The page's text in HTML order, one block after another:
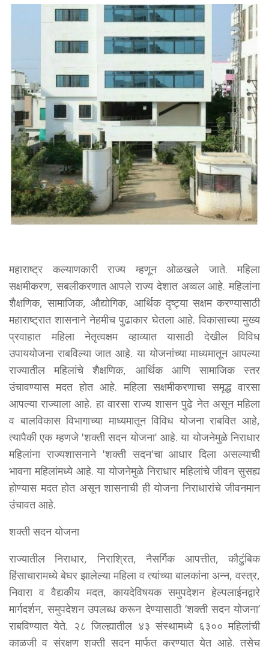
महाराष्ट्र कल्याणकारी राज्य म्हणून ओळखले जाते. महिला
सक्षमीकरण, सबलीकरणात आपले राज्य देशात अव्वल आहे. महिलांना
शैक्षणिक, सामाजिक, औद्योगिक, आर्थिक दृष्ट्या सक्षम करण्यासाठी
महाराष्ट्रात शासनाने नेहमीच पुढाकार घेतला आहे. विकासाच्या मुख्य
प्रवाहात महिला नेतृत्वक्षम व्हाव्यात यासाठी देखील विविध
उपाययोजना राबविल्या जात आहे. या योजनांच्या माध्यमातून आपल्या
राज्यातील महिलांचे शैक्षणिक, आर्थिक आणि सामाजिक स्तर
उंचावण्यास मदत होत आहे. महिला सक्षमीकरणाचा समृद्ध वारसा
आपल्या राज्याला आहे. हा वारसा राज्य शासन पुढे नेत असून महिला
व बालविकास विभागाच्या माध्यमातून विविध योजना राबवित आहे,
त्यापैकी एक म्हणजे 'शक्ती सदन योजना' आहे. या योजनेमुळे निराधार
महिलांना राज्यशासनाने 'शक्ती सदन'चा आधार दिला असल्याची
भावना महिलांमध्ये आहे. या योजनेमुळे निराधार महिलांचे जीवन सुसह्य
होण्यास मदत होत असून शासनाची ही योजना निराधारांचे जीवनमान
उंचावत आहे.
शक्ती सदन योजना
राज्यातील निराधार, निराश्रित, नैसर्गिक आपत्तीत, कौटुंबिक
हिंसाचारामध्ये बेघर झालेल्या महिला व त्यांच्या बालकांना अन्न, वस्त्र,
निवारा व वैद्यकीय मदत, कायदेविषयक समुपदेशन हेल्पलाईनद्वारे
मार्गदर्शन, समुपदेशन उपलब्ध करून देण्यासाठी ‘शक्ती सदन योजना’
राबविण्यात येते. २८ जिल्ह्यातील ४३ संस्थामध्ये ६३०० महिलांची
काळजी व संरक्षण शक्ती सदन मार्फत करण्यात येत आहे. तसेच